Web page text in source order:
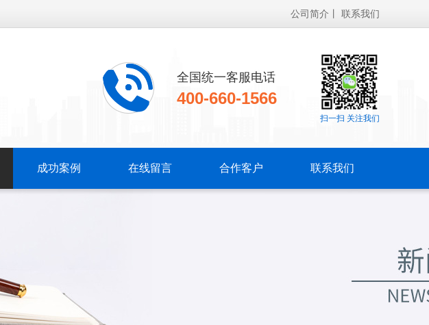
公司简介 联系我们
扫一扫 关注我们
全国统一客服电话
400-660-1566
成功案例 在线留言 合作客户 联系我们